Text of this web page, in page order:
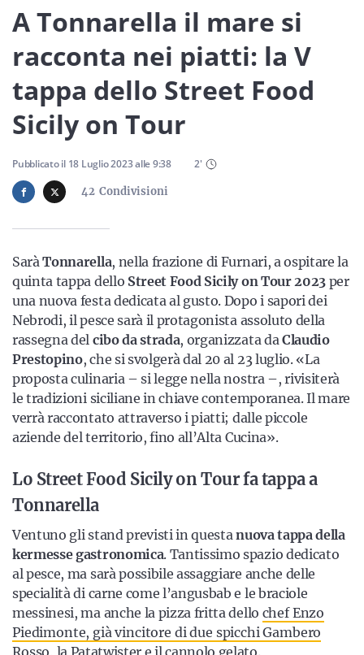
Economia
Sport
Sicilia
Servizi
Resta sempre aggiornato con le ultime news, iscriviti alla
nostra newsletter
Iscriviti
A Tonnarella il mare si
racconta nei piatti: la V
tappa dello Street Food
Sicily on Tour
42 Condivisioni
Pubblicato il 18 Luglio 2023alle9:38 2'
SaràTonnarella, nella frazione di Furnari, a ospitare la
quinta tappa dello Street Food Sicily on Tour 2023 per
una nuova festa dedicata al gusto. Dopo i sapori dei
Nebrodi, il pesce sarà il protagonista assoluto della
rassegna del cibo da strada, organizzata daClaudio
Prestopino, che si svolgerà dal 20 al 23 luglio. «La
proposta culinaria – si legge nella nostra –, rivisiterà
le tradizioni siciliane in chiave contemporanea. Il mare
verrà raccontato attraverso i piatti; dalle piccole
aziende del territorio, fino all’Alta Cucina».
Lo Street Food Sicily on Tour fa tappa a
Tonnarella
Ventuno gli stand previsti in questanuova tappa della
kermesse gastronomica. Tantissimo spazio dedicato
al pesce, ma sarà possibile assaggiare anche delle
specialità di carne come l’angusbab e le braciole
messinesi, ma anche la pizza fritta dello chef Enzo
Piedimonte, già vincitore di due spicchi Gambero
Rosso, la Patatwister e il cannolo gelato.